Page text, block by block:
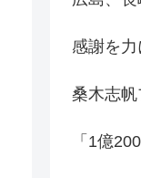
感謝を力
桑木志帆
「1億